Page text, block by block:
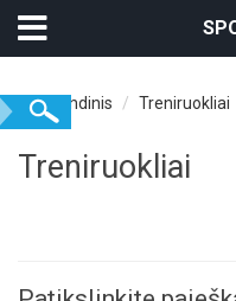
Pagrindinis Treniruokliai
Treniruokliai